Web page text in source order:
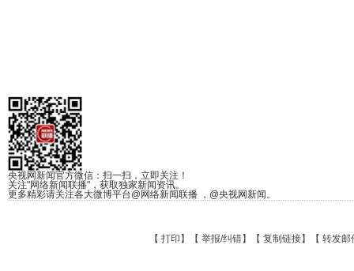
央视网新闻官方微信：扫一扫，立即关注！
关注"网络新闻联播"，获取独家新闻资讯。
更多精彩请关注各大微博平台@网络新闻联播 ，@央视网新闻。
【 打印 】【 举报/纠错】【 复制链接】【 转发邮